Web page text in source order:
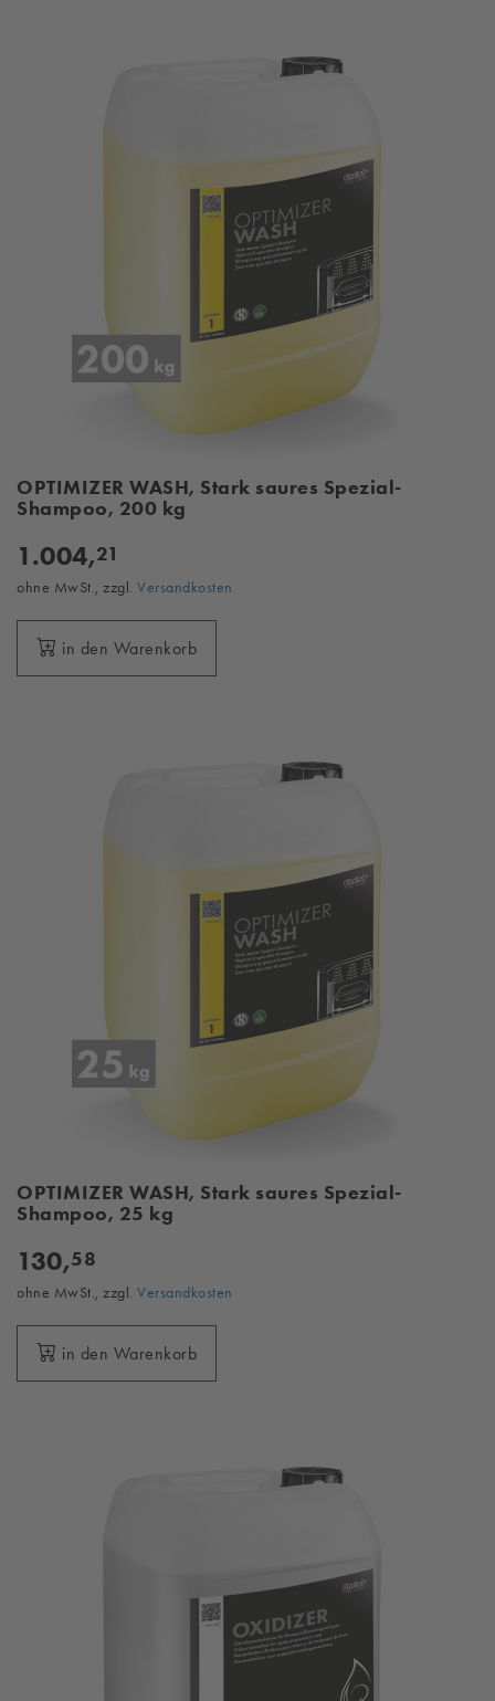
OPTIMIZER WASH, Stark saures Spezial-
Shampoo, 200 kg
1.004,21
ohne MwSt., zzgl. Versandkosten
in den Warenkorb
OPTIMIZER WASH, Stark saures Spezial-
Shampoo, 25 kg
130,58
ohne MwSt., zzgl. Versandkosten
in den Warenkorb